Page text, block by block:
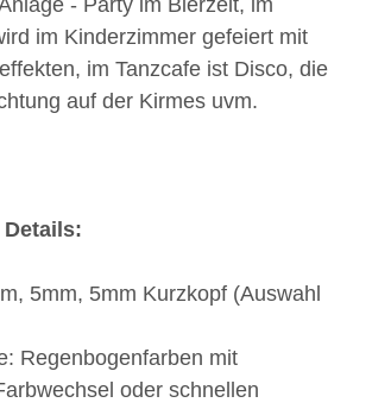
- Party im Bierzelt, im
im Kinderzimmer gefeiert mit
im Tanzcafe ist Disco, die
auf der Kirmes uvm.
5mm, 5mm Kurzkopf (Auswahl
Regenbogenfarben mit
oder schnellen